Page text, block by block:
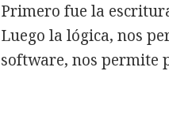
Primero fue la
Luego la lógica, nos
software, nos permite